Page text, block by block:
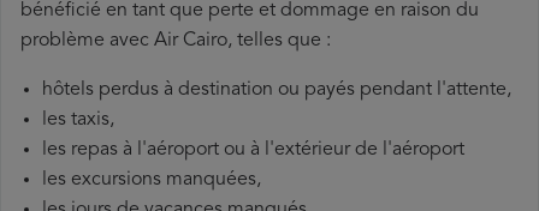
bénéficié en tant que perte et dommage en raison du
problème avec Air Cairo, telles que :
hôtels perdus à destination ou payés pendant l'attente,
les taxis,
les repas à l'aéroport ou à l'extérieur de l'aéroport
les excursions manquées,